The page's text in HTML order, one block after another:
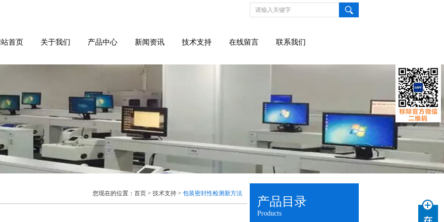
首页 关于我们 产品中心 新闻资讯 技术支持 在线留言 联系我们
您现在的位置： 首页 > 技术支持 > 包装密封性检测新方法
产品目录
Products